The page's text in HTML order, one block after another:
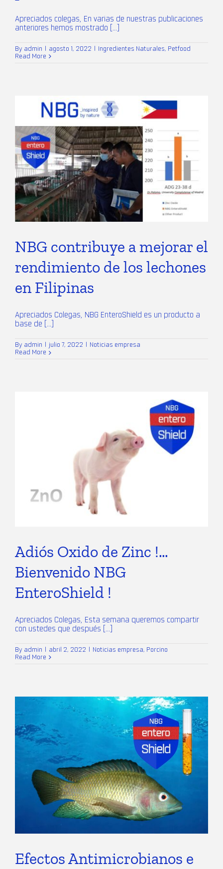
Apreciados colegas, En varias de nuestras publicaciones
anteriores hemos mostrado [...]
By admin agosto 1, 2022 Ingredientes Naturales, Petfood
Read More
NBG contribuye a mejorar el
rendimiento de los lechones
en Filipinas
Apreciados Colegas, NBG EnteroShield es un producto a
base de [...]
By admin julio 7, 2022
Noticias empresa
Read More
Adiós Oxido de Zinc !…
Bienvenido NBG
EnteroShield !
Apreciados Colegas, Esta semana queremos compartir
con ustedes que después [...]
By admin abril 2, 2022 Noticias empresa, Porcino
Read More
Efectos Antimicrobianos e